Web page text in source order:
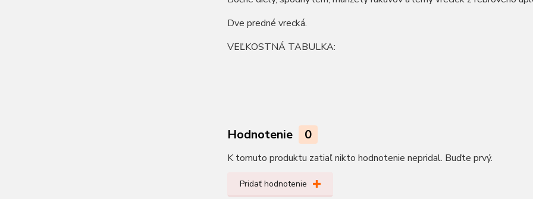
Dve predné vrecká.
VEĽKOSTNÁ TABULKA:
Hodnotenie 0
K tomuto produktu zatiaľ nikto hodnotenie nepridal. Buďte prvý.
Pridať hodnotenie